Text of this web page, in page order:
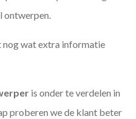
ontwerpen.
nog wat extra informatie
is onder te verdelen in
proberen we de klant beter